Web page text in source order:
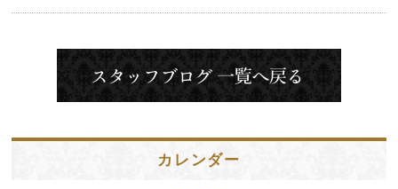
カレンダー